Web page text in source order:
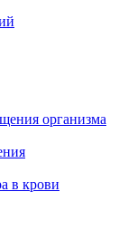
организма
в крови